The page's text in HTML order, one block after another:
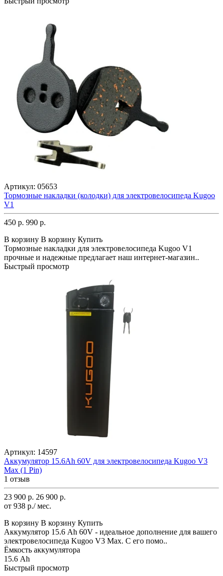
Артикул: 05653
Тормозные накладки (колодки) для электровелосипеда Kugoo
V1
450 р. 990 р.
В корзину В корзину Купить
Тормозные накладки для электровелосипеда Kugoo V1
прочные и надежные предлагает наш интернет-магазин..
Быстрый просмотр
Артикул: 14597
Аккумулятор 15.6Ah 60V для электровелосипеда Kugoo V3
Max (1 Pin)
1 отзыв
23 900 р. 26 900 р.
от 938 р./ мес.
В корзину В корзину Купить
Аккумулятор 15.6 Ah 60V - идеальное дополнение для вашего
электровелосипеда Kugoo V3 Max. С его помо..
Ёмкость аккумулятора
15.6 Ah
Быстрый просмотр